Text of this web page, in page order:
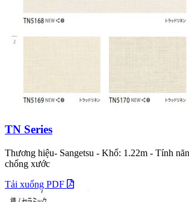
TN Series
Thương hiệu- Sangetsu - Khổ: 1.22m - Tính
chống xước
Tải xuống PDF